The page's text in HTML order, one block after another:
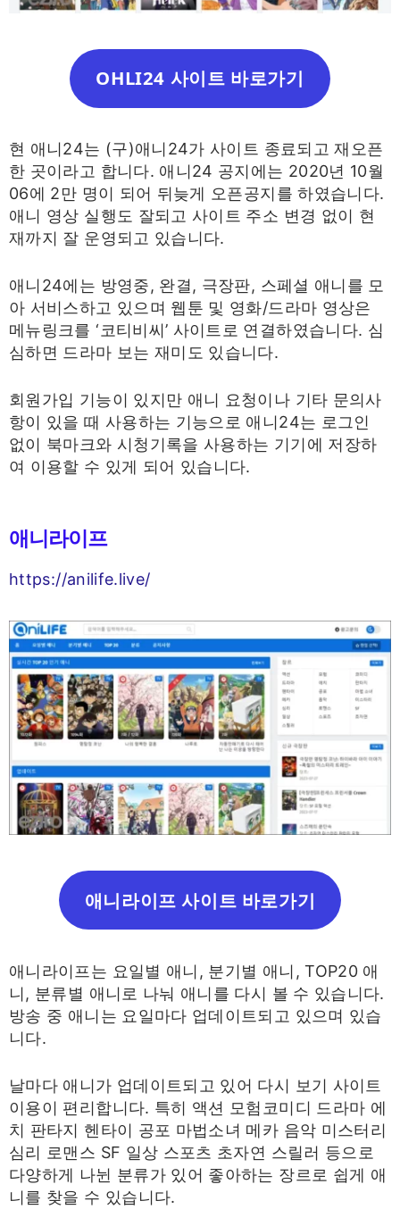
OHLI24 사이트 바로가기
현 애니24는 (구)애니24가 사이트 종료되고 재오픈
한 곳이라고 합니다. 애니24 공지에는 2020년 10월
06에 2만 명이 되어 뒤늦게 오픈공지를 하였습니다.
애니 영상 실행도 잘되고 사이트 주소 변경 없이 현
재까지 잘 운영되고 있습니다.
애니24에는 방영중, 완결, 극장판, 스페셜 애니를 모
아 서비스하고 있으며 웹툰 및 영화/드라마 영상은
메뉴링크를 ‘코티비씨’ 사이트로 연결하였습니다. 심
심하면 드라마 보는 재미도 있습니다.
회원가입 기능이 있지만 애니 요청이나 기타 문의사
항이 있을 때 사용하는 기능으로 애니24는 로그인
없이 북마크와 시청기록을 사용하는 기기에 저장하
여 이용할 수 있게 되어 있습니다.
애니라이프
https://anilife.live/
애니라이프 사이트 바로가기
애니라이프는 요일별 애니, 분기별 애니, TOP20 애
니, 분류별 애니로 나눠 애니를 다시 볼 수 있습니다.
방송 중 애니는 요일마다 업데이트되고 있으며 있습
니다.
날마다 애니가 업데이트되고 있어 다시 보기 사이트
이용이 편리합니다. 특히 액션 모험코미디 드라마 에
치 판타지 헨타이 공포 마법소녀 메카 음악 미스터리
심리 로맨스 SF 일상 스포츠 초자연 스릴러 등으로
다양하게 나뉜 분류가 있어 좋아하는 장르로 쉽게 애
니를 찾을 수 있습니다.